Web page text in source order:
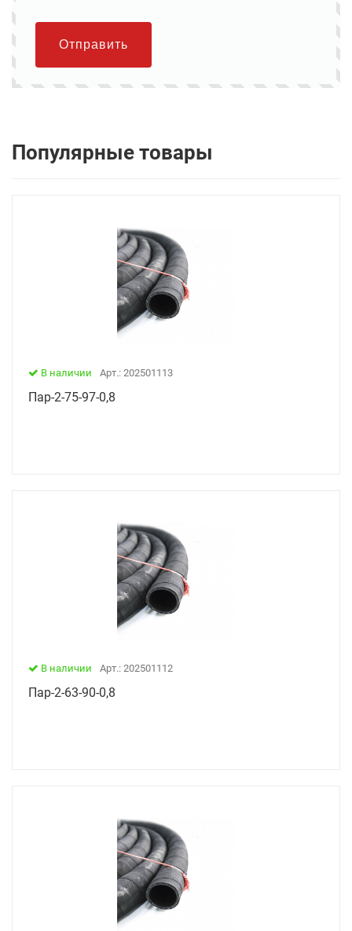
Отправить
Популярные товары
В наличии Арт.: 202501113
Пар-2-75-97-0,8
В наличии Арт.: 202501112
Пар-2-63-90-0,8